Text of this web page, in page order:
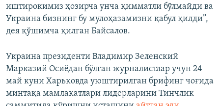
иштирокимиз ҳозирча унча қимматли бўлмайди ва
Украина бизнинг бу мулоҳазамизни қабул қилди”,
дея қўшимча қилган Байсалов.
Украина президенти Владимир Зеленский
Марказий Осиёдан бўлган журналистлар учун 24
май куни Харьковда уюштирилган брифинг чоғида
минтақа мамлакатлари лидерларини Тинчлик